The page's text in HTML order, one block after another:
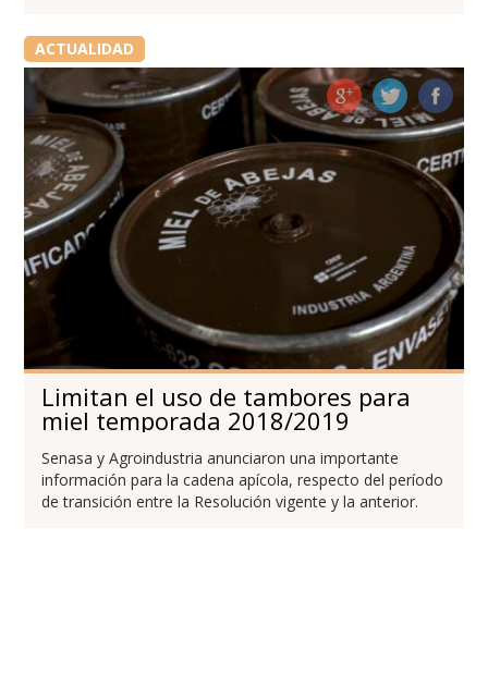
ACTUALIDAD
Limitan el uso de tambores para
miel temporada 2018/2019
Senasa y Agroindustria anunciaron una importante
información para la cadena apícola, respecto del período
de transición entre la Resolución vigente y la anterior.